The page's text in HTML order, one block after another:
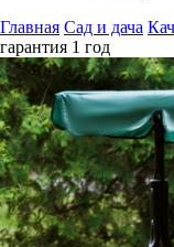
Главная Сад и дача
гарантия 1 год